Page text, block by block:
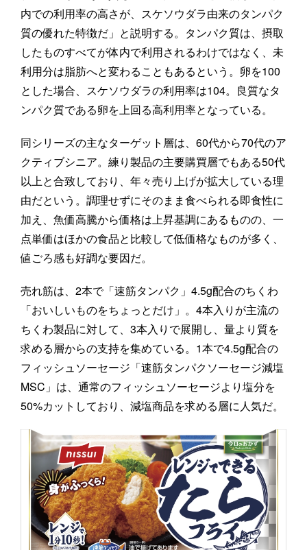
内での利用率の高さが、スケソウダラ由来のタンパク
質の優れた特徴だ」と説明する。タンパク質は、摂取
したものすべてが体内で利用されるわけではなく、未
利用分は脂肪へと変わることもあるという。卵を100
とした場合、スケソウダラの利用率は104。良質なタ
ンパク質である卵を上回る高利用率となっている。
同シリーズの主なターゲット層は、60代から70代のア
クティブシニア。練り製品の主要購買層でもある50代
以上と合致しており、年々売り上げが拡大している理
由だという。調理せずにそのまま食べられる即食性に
加え、魚価高騰から価格は上昇基調にあるものの、一
点単価はほかの食品と比較して低価格なものが多く、
値ごろ感も好調な要因だ。
売れ筋は、2本で「速筋タンパク」4.5g配合のちくわ
「おいしいものをちょっとだけ」。4本入りが主流の
ちくわ製品に対して、3本入りで展開し、量より質を
求める層からの支持を集めている。1本で4.5g配合の
フィッシュソーセージ「速筋タンパクソーセージ減塩
MSC」は、通常のフィッシュソーセージより塩分を
50%カットしており、減塩商品を求める層に人気だ。